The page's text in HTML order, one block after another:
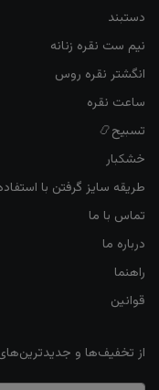
دستبند
نیم ست نقره زنانه
انگشتر نقره روس
ساعت نقره
تسبیح📿
خشکبار
طریقه سایز گرفتن با
تماس با ما
درباره ما
راهنما
قوانین
از تخفیف‌ها و